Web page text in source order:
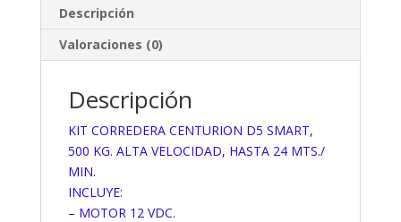
Descripción
Valoraciones (0)
Descripción
KIT CORREDERA CENTURION D5 SMART,
500 KG. ALTA VELOCIDAD, HASTA 24 MTS./
MIN.
INCLUYE:
– MOTOR 12 VDC.